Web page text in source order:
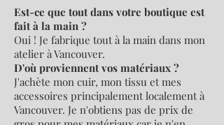
Est-ce que tout dans votre boutique est
fait à la main ?
Oui ! Je fabrique tout à la main dans mon
atelier à Vancouver.
D'où proviennent vos matériaux ?
J'achète mon cuir, mon tissu et mes
accessoires principalement localement à
Vancouver. Je n'obtiens pas de prix de